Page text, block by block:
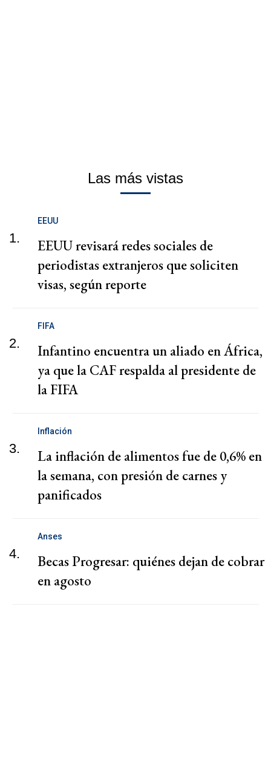
Las más vistas
1.
EEUU
EEUU revisará redes sociales de
periodistas extranjeros que soliciten
visas, según reporte
2.
FIFA
Infantino encuentra un aliado en África,
ya que la CAF respalda al presidente de
la FIFA
3.
Inflación
La inflación de alimentos fue de 0,6% en
la semana, con presión de carnes y
panificados
4.
Anses
Becas Progresar: quiénes dejan de cobrar
en agosto